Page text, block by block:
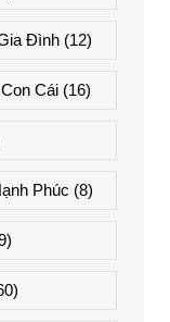
Đình (12)
Cái(16)
Phúc (8)